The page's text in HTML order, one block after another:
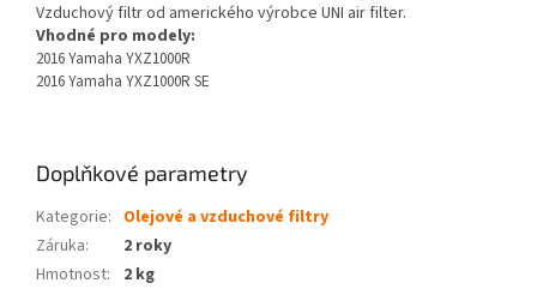
Vzduchový filtr od amerického výrobce UNI air filter.
Vhodné pro modely:
2016 Yamaha YXZ1000R
2016 Yamaha YXZ1000R SE
Doplňkové parametry
Kategorie: Olejové a vzduchové filtry
Záruka:
2 roky
Hmotnost: 2 kg